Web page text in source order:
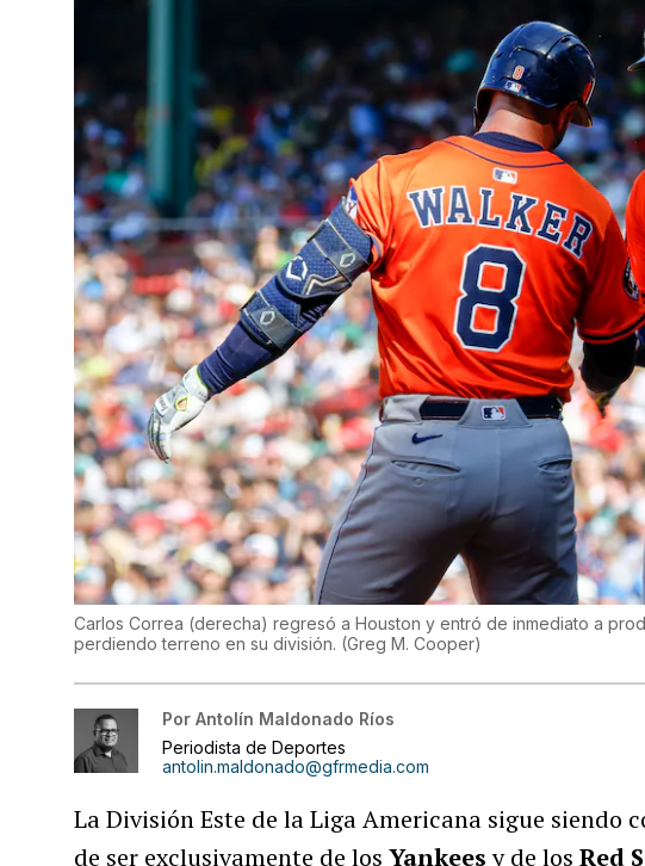
Carlos Correa (derecha) regresó a Houston y entró de inmediato a
perdiendo terreno en su división. (Greg M. Cooper)
Por Antolín Maldonado Ríos
Periodista de Deportes
antolin.maldonado@gfrmedia.com
La División Este de la Liga Americana sigue siendo
de ser exclusivamente de los Yankeesy de losRed